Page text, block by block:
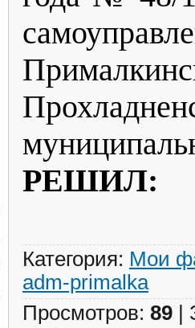
РЕШИЛ:
Категория: Мои
adm-primalka
Просмотров: 89 |